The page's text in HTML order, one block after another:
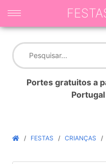
Portes gratuitos a
FESTAS CRIANÇAS